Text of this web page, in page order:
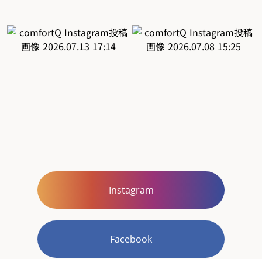
Instagram
Facebook